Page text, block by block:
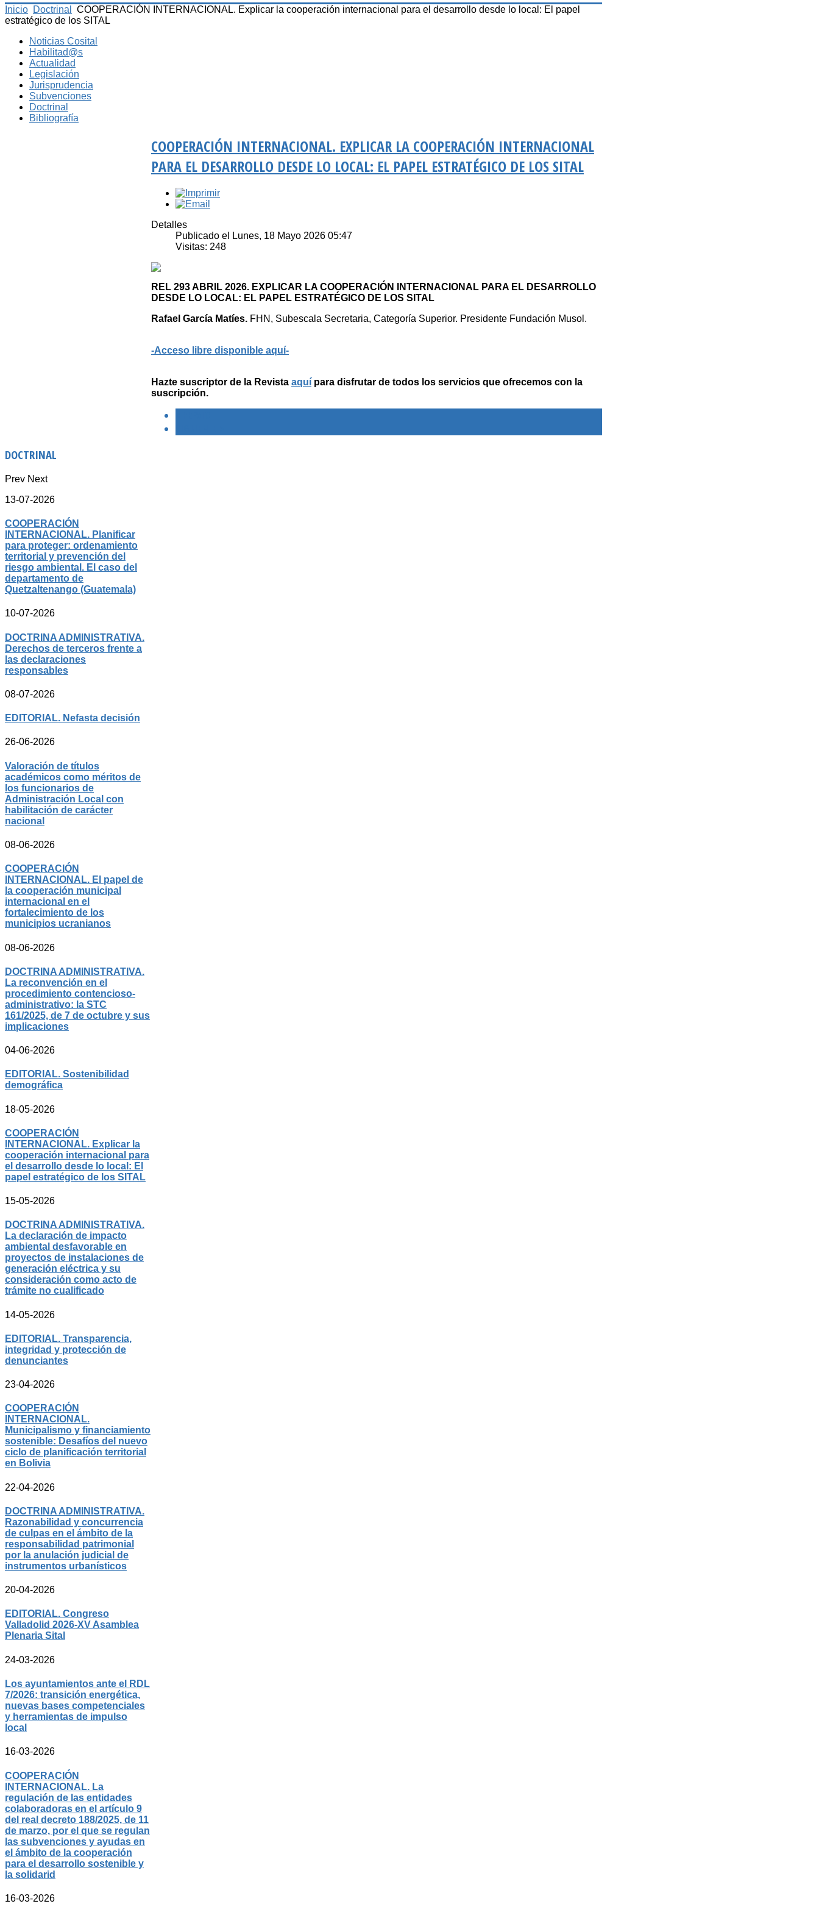
Inicio Doctrinal
COOPERACIÓN INTERNACIONAL. Explicar la cooperación internacional para el desarrollo desde lo local: El papel
estratégico de los SITAL
Noticias Cosital
Habilitad@s
Actualidad
Legislación
Jurisprudencia
Subvenciones
Doctrinal
Bibliografía
COOPERACIÓN INTERNACIONAL. EXPLICAR LA COOPERACIÓN INTERNACIONAL
PARA EL DESARROLLO DESDE LO LOCAL: EL PAPEL ESTRATÉGICO DE LOS SITAL
Detalles
Publicado el Lunes, 18 Mayo 2026 05:47
Visitas: 248
REL 293 ABRIL 2026. EXPLICAR LA COOPERACIÓN INTERNACIONAL PARA EL DESARROLLO
DESDE LO LOCAL: EL PAPEL ESTRATÉGICO DE LOS SITAL
Rafael García Matíes. FHN, Subescala Secretaria, Categoría Superior. Presidente Fundación Musol.
-Acceso libre disponible aquí-
Hazte suscriptor de la Revista aquí para disfrutar de todos los servicios que ofrecemos con la
suscripción.
DOCTRINAL
Prev Next
13-07-2026
COOPERACIÓN
INTERNACIONAL. Planificar
para proteger: ordenamiento
territorial y prevención del
riesgo ambiental. El caso del
departamento de
Quetzaltenango (Guatemala)
10-07-2026
DOCTRINA ADMINISTRATIVA.
Derechos de terceros frente a
las declaraciones
responsables
08-07-2026
EDITORIAL. Nefasta decisión
26-06-2026
Valoración de títulos
académicos como méritos de
los funcionarios de
Administración Local con
habilitación de carácter
nacional
08-06-2026
COOPERACIÓN
INTERNACIONAL. El papel de
la cooperación municipal
internacional en el
fortalecimiento de los
municipios ucranianos
08-06-2026
DOCTRINA ADMINISTRATIVA.
La reconvención en el
procedimiento contencioso-
administrativo: la STC
161/2025, de 7 de octubre y sus
implicaciones
04-06-2026
EDITORIAL. Sostenibilidad
demográfica
18-05-2026
COOPERACIÓN
INTERNACIONAL. Explicar la
cooperación internacional para
el desarrollo desde lo local: El
papel estratégico de los SITAL
15-05-2026
DOCTRINA ADMINISTRATIVA.
La declaración de impacto
ambiental desfavorable en
proyectos de instalaciones de
generación eléctrica y su
consideración como acto de
trámite no cualificado
14-05-2026
EDITORIAL. Transparencia,
integridad y protección de
denunciantes
23-04-2026
COOPERACIÓN
INTERNACIONAL.
Municipalismo y financiamiento
sostenible: Desafíos del nuevo
ciclo de planificación territorial
en Bolivia
22-04-2026
DOCTRINA ADMINISTRATIVA.
Razonabilidad y concurrencia
de culpas en el ámbito de la
responsabilidad patrimonial
por la anulación judicial de
instrumentos urbanísticos
20-04-2026
EDITORIAL. Congreso
Valladolid 2026-XV Asamblea
Plenaria Sital
24-03-2026
Los ayuntamientos ante el RDL
7/2026: transición energética,
nuevas bases competenciales
y herramientas de impulso
local
16-03-2026
COOPERACIÓN
INTERNACIONAL. La
regulación de las entidades
colaboradoras en el artículo 9
del real decreto 188/2025, de 11
de marzo, por el que se regulan
las subvenciones y ayudas en
el ámbito de la cooperación
para el desarrollo sostenible y
la solidarid
16-03-2026